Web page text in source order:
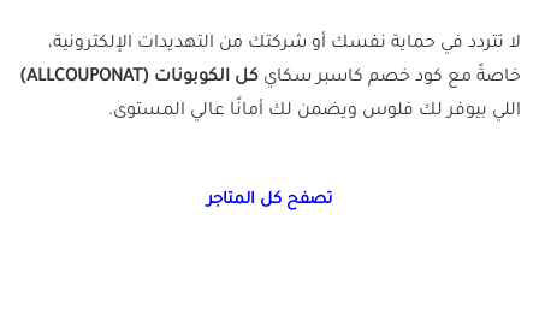
لا تتردد في حماية نفسك أو شركتك من التهديدات الإلكترونية،
خاصةً مع كود خصم كاسبر سكاي كل الكوبونات (ALLCOUPONAT)
اللي بيوفر لك فلوس ويضمن لك أمانًا عالي المستوى.
تصفح كل المتاجر